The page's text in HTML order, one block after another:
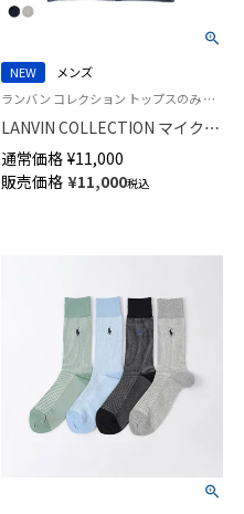
NEW
メンズ
ランバン コレクション トップスのみ 部屋着 軽量 男性 紳士 ラウンジウェア
LANVIN COLLECTION マイクロ
ファイバーフリース カーディガ
ン【M Lサイズ】長袖 メンズ
54459027
通常価格 ¥11,000
販売価格 ¥11,000税込